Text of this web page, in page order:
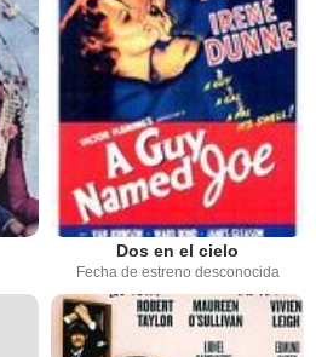
Dos en el cielo
Fecha de estreno desconocida